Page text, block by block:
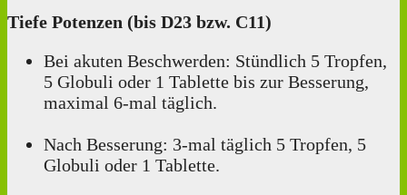
Tiefe Potenzen (bis D23 bzw. C11)
Bei akuten Beschwerden: Stündlich 5 Tropfen,
5 Globuli oder 1 Tablette bis zur Besserung,
maximal 6-mal täglich.
Nach Besserung: 3-mal täglich 5 Tropfen, 5
Globuli oder 1 Tablette.